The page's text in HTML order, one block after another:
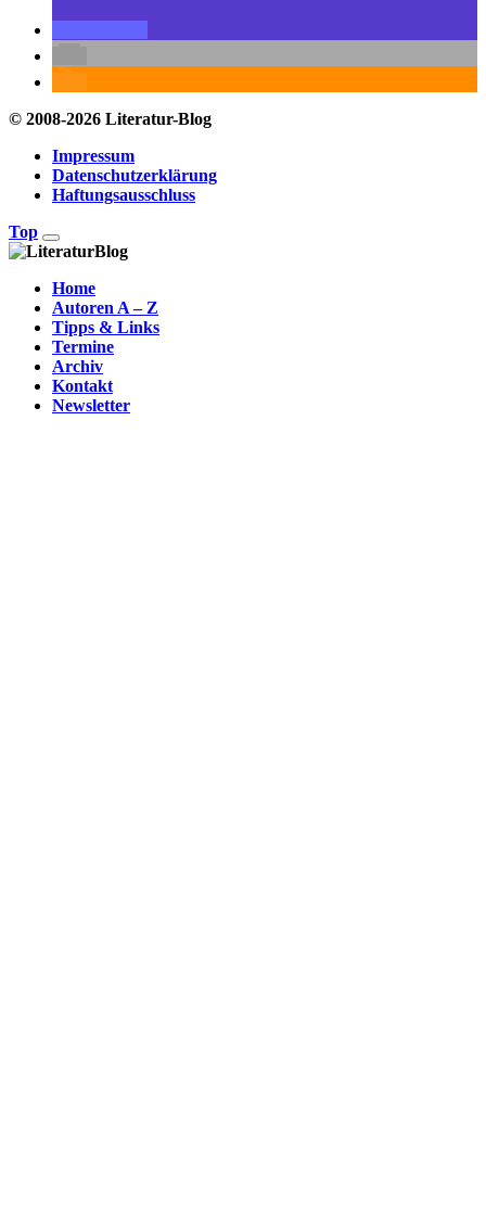
© 2008-2026 Literatur-Blog
Impressum
Datenschutzerklärung
Haftungsausschluss
Top
Home
Autoren A – Z
Tipps & Links
Termine
Archiv
Kontakt
Newsletter